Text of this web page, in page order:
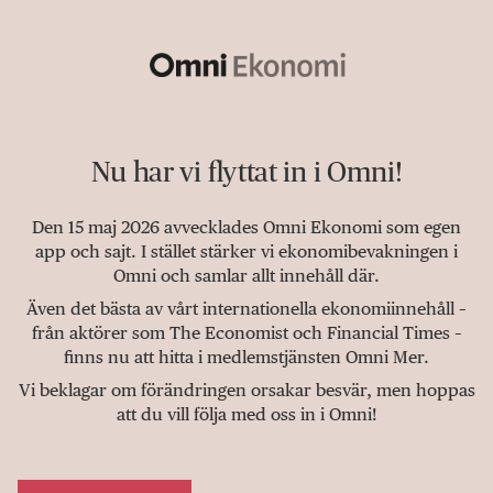
Nu har vi flyttat in i Omni!
Den 15 maj 2026 avvecklades Omni Ekonomi som egen
app och sajt. I stället stärker vi ekonomibevakningen i
Omni och samlar allt innehåll där.
Även det bästa av vårt internationella ekonomiinnehåll –
från aktörer som The Economist och Financial Times –
finns nu att hitta i medlemstjänsten Omni Mer.
Vi beklagar om förändringen orsakar besvär, men hoppas
att du vill följa med oss in i Omni!